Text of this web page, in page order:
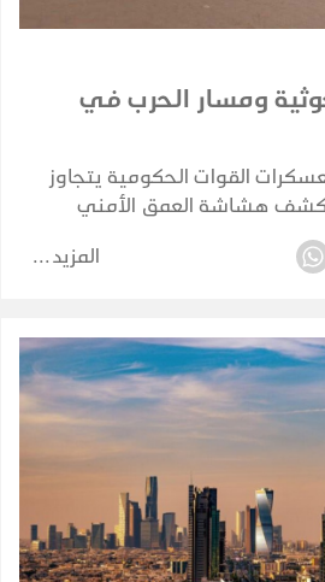
ومسار الحرب في
القوات الحكومية يتجاوز
هشاشة العمق الأمني
أمام اختبار حقيقي لحماية
زمام المبادرة.
المزيد